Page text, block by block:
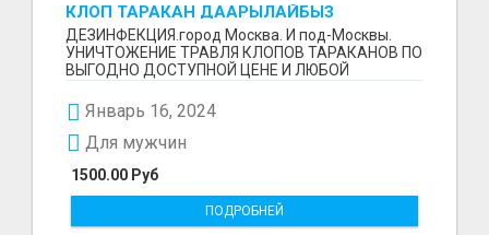
КЛОП ТАРАКАН ДААРЫЛАЙБЫЗ
+79917654447
ДЕЗИНФЕКЦИЯ.город Москва. И под-Москвы.
УНИЧТОЖЕНИЕ ТРАВЛЯ КЛОПОВ ТАРАКАНОВ ПО
ВЫГОДНО ДОСТУПНОЙ ЦЕНЕ И ЛЮБОЙ
Январь 16, 2024
1500.00 Руб
Для мужчин
ПОДРОБНЕЙ